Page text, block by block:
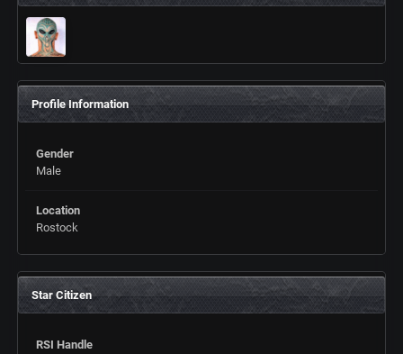
Profile Information
Gender
Male
Location
Rostock
Star Citizen
RSI Handle